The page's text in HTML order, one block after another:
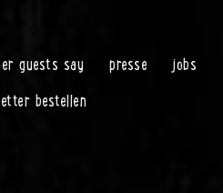
guests say presse
jobs
bestellen